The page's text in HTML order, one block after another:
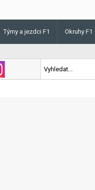
Týmy a jezdci F1 Okruhy F1
letos poprvé vyhrál kvalifikaci